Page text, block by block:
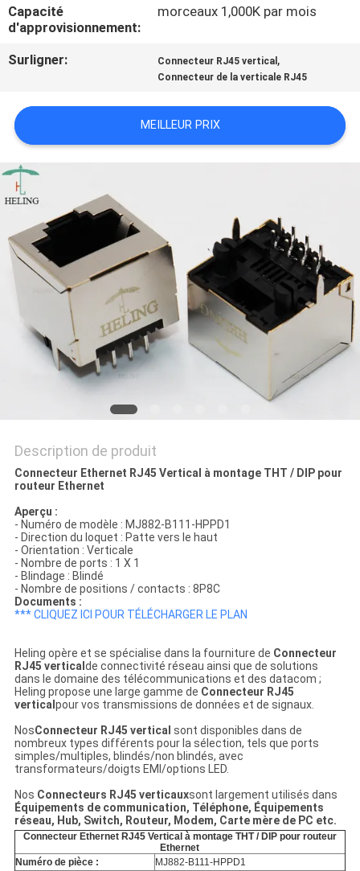
DEMANDEZ
UNE
CITATION
PLAN
DU
SITE
POLITIQUE
EN
MATIÈRE
DE
PROTECTION
VIE
PRIVÉE
Capacité
d'approvisionnement:
morceaux 1,000K par mois
Surligner: Connecteur RJ45 vertical ,
Connecteur de la verticale RJ45
MEILLEUR PRIX
Description de produit
Connecteur Ethernet RJ45 Vertical à montage THT / DIP pour
routeur Ethernet
Aperçu :
- Numéro de modèle : MJ882-B111-HPPD1
- Direction du loquet : Patte vers le haut
- Orientation : Verticale
- Nombre de ports : 1 X 1
- Blindage : Blindé
- Nombre de positions / contacts : 8P8C
Documents :
*** CLIQUEZ ICI POUR TÉLÉCHARGER LE PLAN
Heling opère et se spécialise dans la fourniture de Connecteur
RJ45 vertical de connectivité réseau ainsi que de solutions
dans le domaine des télécommunications et des datacom ;
Heling propose une large gamme de Connecteur RJ45
vertical pour vos transmissions de données et de signaux.
NosConnecteur RJ45 vertical sont disponibles dans de
nombreux types différents pour la sélection, tels que ports
simples/multiples, blindés/non blindés, avec
transformateurs/doigts EMI/options LED.
Nos Connecteurs RJ45 verticauxsont largement utilisés dans
Équipements de communication, Téléphone, Équipements
réseau, Hub, Switch, Routeur, Modem, Carte mère de PC etc.
Connecteur Ethernet RJ45 Vertical à montage THT / DIP pour routeur
Ethernet
Numéro de pièce :
MJ882-B111-HPPD1